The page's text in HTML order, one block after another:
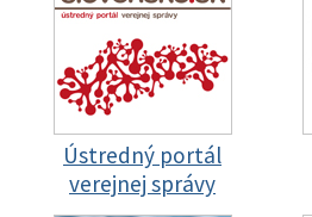
Ústredný portál
verejnej správy